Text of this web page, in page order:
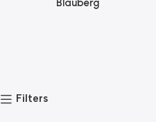
Blauberg
Filters